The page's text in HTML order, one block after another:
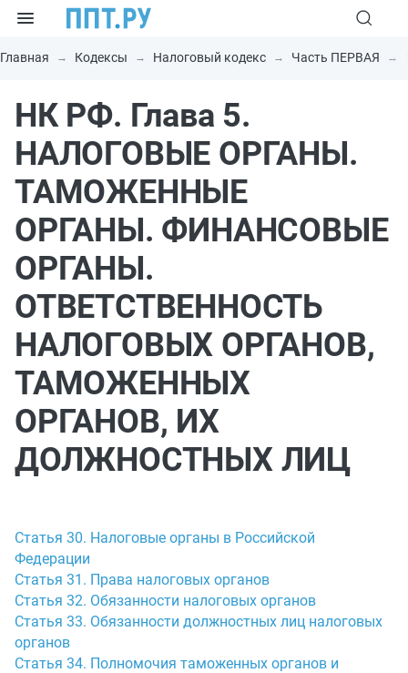
Главная Кодексы Налоговый кодекс Часть ПЕРВАЯ
НК РФ. Глава 5.
НАЛОГОВЫЕ ОРГАНЫ.
ТАМОЖЕННЫЕ
ОРГАНЫ. ФИНАНСОВЫЕ
ОРГАНЫ.
ОТВЕТСТВЕННОСТЬ
НАЛОГОВЫХ ОРГАНОВ,
ТАМОЖЕННЫХ
ОРГАНОВ, ИХ
ДОЛЖНОСТНЫХ ЛИЦ
Статья 30. Налоговые органы в Российской
Федерации
Статья 31. Права налоговых органов
Статья 32. Обязанности налоговых органов
Статья 33. Обязанности должностных лиц налоговых
органов
Статья 34. Полномочия таможенных органов и